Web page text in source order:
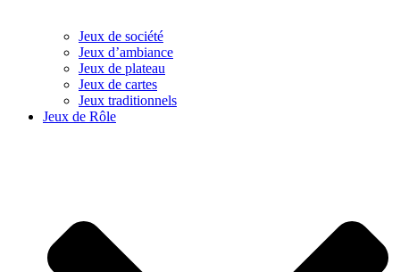
Jeux de société
Jeux d’ambiance
Jeux de plateau
Jeux de cartes
Jeux traditionnels
Jeux de Rôle